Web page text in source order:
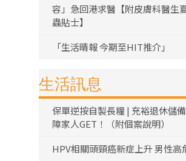
容」急回港求醫【附皮膚科醫生
蟲貼士】
「生活晴報 今期至HIT推介」
生活訊息
保單逆按自製長糧 | 充裕退休儲
障家人GET！（附個案說明）
HPV相關頭頸癌新症上升 男性高